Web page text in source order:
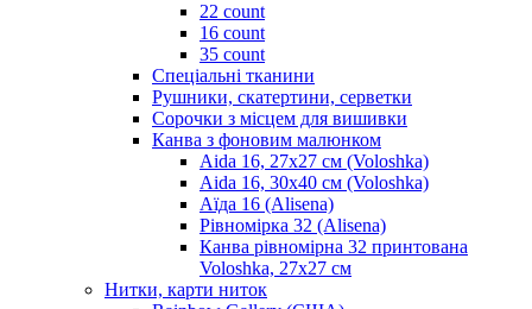
22 count
16 count
35 count
Спеціальні тканини
Рушники, скатертини, серветки
Сорочки з місцем для вишивки
Канва з фоновим малюнком
Aida 16, 27х27 см (Voloshka)
Aida 16, 30х40 см (Voloshka)
Аїда 16 (Alisena)
Рівномірка 32 (Alisena)
Канва рівномірна 32 принтована
Voloshka, 27х27 см
Нитки, карти ниток